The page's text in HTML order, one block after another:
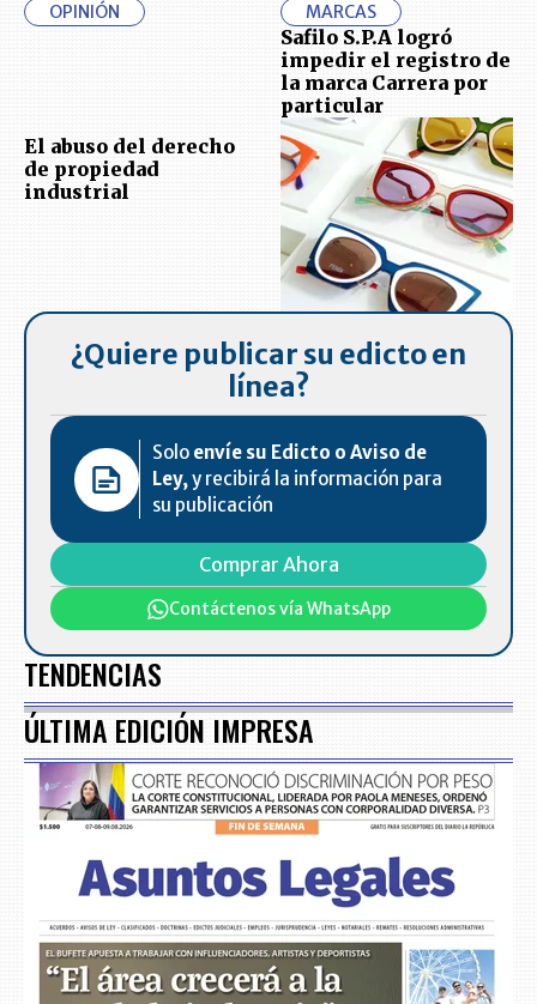
OPINIÓN
El abuso del derecho
de propiedad
industrial
MARCAS
Safilo S.P.A logró
impedir el registro de
la marca Carrera por
particular
¿Quiere publicar su edicto en
línea?
Solo envíe su Edicto o Aviso de
Ley,y recibirá la información para
su publicación
Comprar Ahora
Contáctenos vía WhatsApp
TENDENCIAS
ÚLTIMA EDICIÓN IMPRESA